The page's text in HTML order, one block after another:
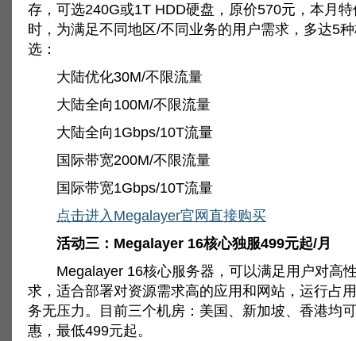
存，可选240G或1T HDD硬盘，原价570元，本月
时，为满足不同地区/不同业务的用户需求，多达5
选：
大陆优化30M/不限流量
大陆全向100M/不限流量
大陆全向1Gbps/10T流量
国际带宽200M/不限流量
国际带宽1Gbps/10T流量
点击进入Megalayer官网直接购买
活动三：Megalayer 16核心独服499元起/月
Megalayer 16核心服务器，可以满足用户对高
求，适合部署对资源需求高的应用和网站，运行占
务无压力。目前三个机房：美国、新加坡、香港均
惠，最低499元起。